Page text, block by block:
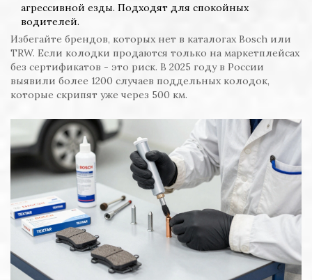
агрессивной езды. Подходят для спокойных
водителей.
Избегайте брендов, которых нет в каталогах Bosch или
TRW. Если колодки продаются только на маркетплейсах
без сертификатов - это риск. В 2025 году в России
выявили более 1200 случаев поддельных колодок,
которые скрипят уже через 500 км.